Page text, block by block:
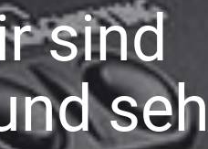
sind